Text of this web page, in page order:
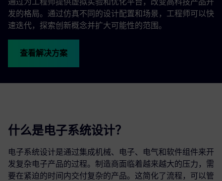
发的格局。通过仿真不同的设计配置和场景，工程师可以快
速迭代，探索创新概念并扩大可能性的范围。
查看解决方案
什么是电子系统设计？
电子系统设计是通过集成机械、电子、电气和软件组件来开
发复杂电子产品的过程。制造商面临着越来越大的压力，需
要在紧迫的时间内交付复杂的产品。这简化了流程，可以管